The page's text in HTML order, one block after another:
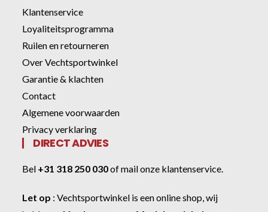
Klantenservice
Loyaliteitsprogramma
Ruilen en retourneren
Over Vechtsportwinkel
Garantie & klachten
Contact
Algemene voorwaarden
Privacy verklaring
DIRECT ADVIES
Bel +31 318 250 030ofmail onze klantenservice.
Let op :Vechtsportwinkel is een online shop, wij